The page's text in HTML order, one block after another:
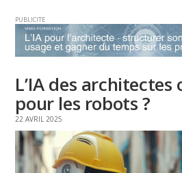
PUBLICITE
L’IA des
pour les robots ?
22 AVRIL 2025